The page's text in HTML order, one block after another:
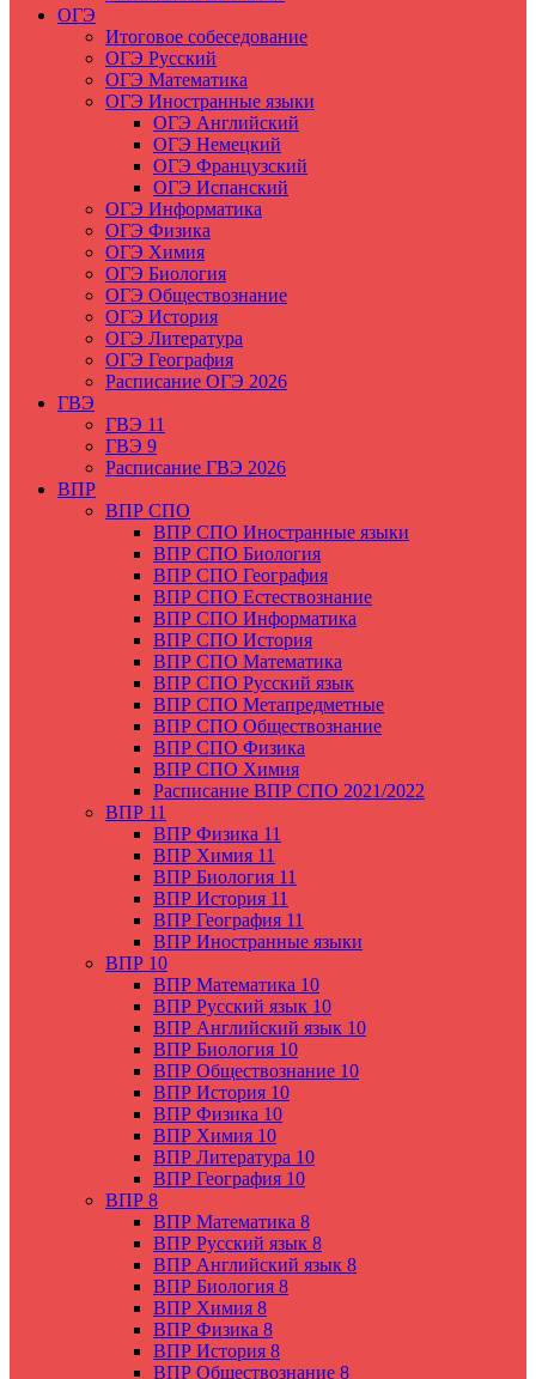
ОГЭ
Итоговое собеседование
ОГЭ Русский
ОГЭ Математика
ОГЭ Иностранные языки
ОГЭ Английский
ОГЭ Немецкий
ОГЭ Французский
ОГЭ Испанский
ОГЭ Информатика
ОГЭ Физика
ОГЭ Химия
ОГЭ Биология
ОГЭ Обществознание
ОГЭ История
ОГЭ Литература
ОГЭ География
Расписание ОГЭ 2026
ГВЭ
ГВЭ 11
ГВЭ 9
Расписание ГВЭ 2026
ВПР
ВПР СПО
ВПР СПО Иностранные языки
ВПР СПО Биология
ВПР СПО География
ВПР СПО Естествознание
ВПР СПО Информатика
ВПР СПО История
ВПР СПО Математика
ВПР СПО Русский язык
ВПР СПО Метапредметные
ВПР СПО Обществознание
ВПР СПО Физика
ВПР СПО Химия
Расписание ВПР СПО 2021/2022
ВПР 11
ВПР Физика 11
ВПР Химия 11
ВПР Биология 11
ВПР История 11
ВПР География 11
ВПР Иностранные языки
ВПР 10
ВПР Математика 10
ВПР Русский язык 10
ВПР Английский язык 10
ВПР Биология 10
ВПР Обществознание 10
ВПР История 10
ВПР Физика 10
ВПР Химия 10
ВПР Литература 10
ВПР География 10
ВПР 8
ВПР Математика 8
ВПР Русский язык 8
ВПР Английский язык 8
ВПР Биология 8
ВПР Химия 8
ВПР Физика 8
ВПР История 8
ВПР Обществознание 8